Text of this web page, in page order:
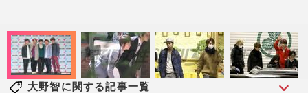
大野智に関する記事一覧